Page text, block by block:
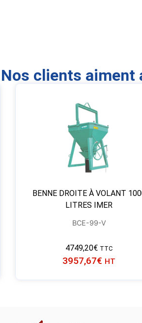
Nos clients aiment
BENNE DROITE À VOLANT
LITRES IMER
BCE-99-V
4749,20€ TTC
3957,67€ HT